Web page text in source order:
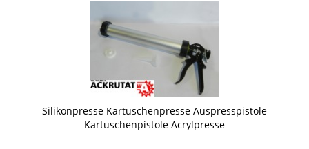
Silikonpresse Kartuschenpresse Auspresspistole
Kartuschenpistole Acrylpresse